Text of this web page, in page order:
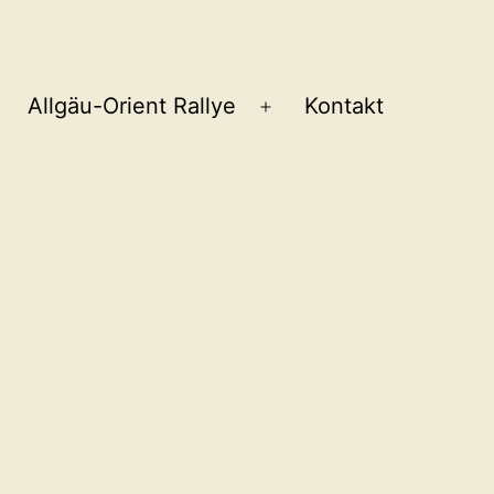
Allgäu-Orient Rallye
Menü
Kontakt